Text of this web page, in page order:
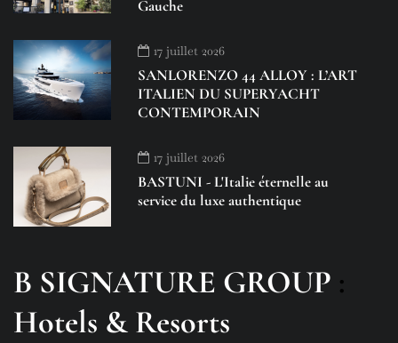
Gauche
17 juillet 2026
SANLORENZO 44 ALLOY : L’ART
ITALIEN DU SUPERYACHT
CONTEMPORAIN
17 juillet 2026
BASTUNI - L'Italie éternelle au
service du luxe authentique
B SIGNATURE GROUP :
Hotels & Resorts